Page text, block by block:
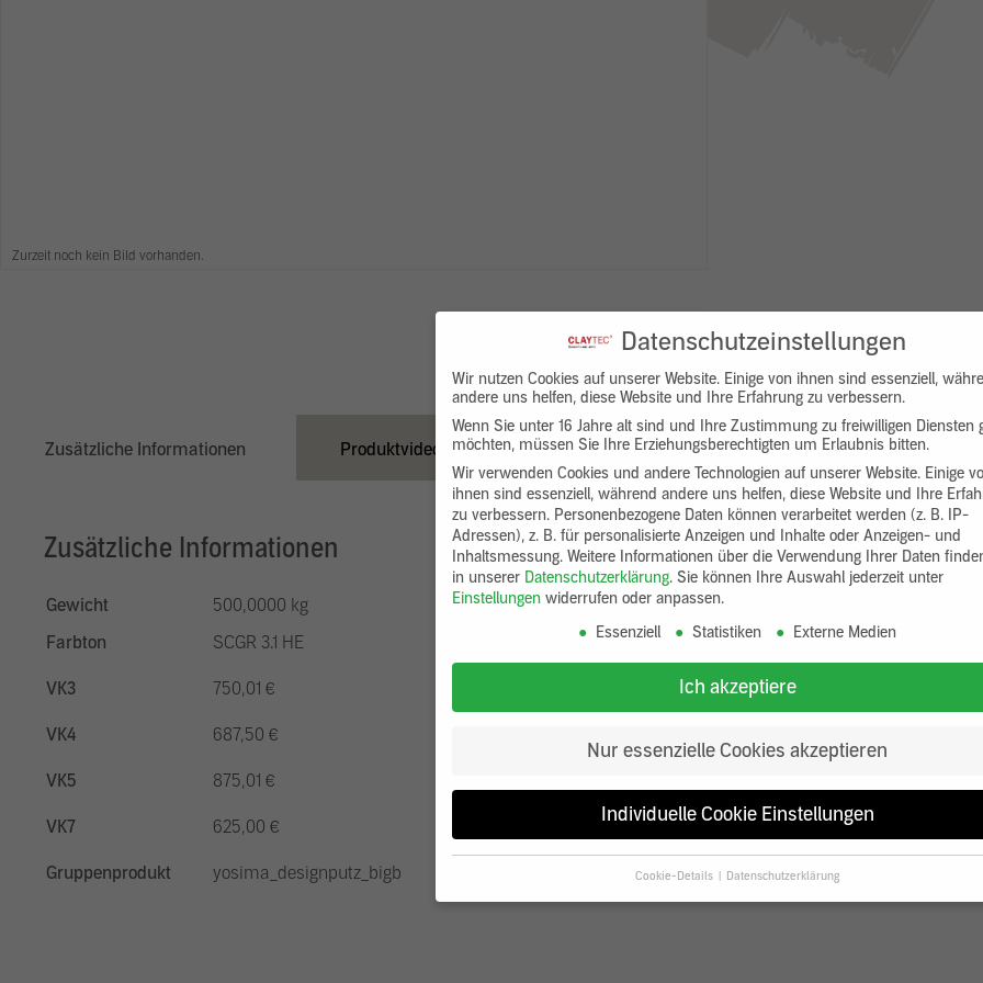
Zurzeit noch kein Bild vorhanden.
Zusätzliche Informationen Produktvideo Downloads Produktbeschreibung
Zusätzliche Informationen
Gewicht
500,0000 kg
Farbton
SCGR 3.1 HE
VK3 750,01 €
VK4 687,50 €
VK5 875,01 €
VK7 625,00 €
Gruppenprodukt yosima_designputz_bigb
Datenschutzeinstellungen
Wir nutzen Cookies auf unserer Website. Einige von ihnen sind essenziell,
andere uns helfen, diese Website und Ihre Erfahrung zu verbessern.
Wenn Sie unter 16 Jahre alt sind und Ihre Zustimmung zu freiwilligen Diensten
möchten, müssen Sie Ihre Erziehungsberechtigten um Erlaubnis bitten.
Wir verwenden Cookies und andere Technologien auf unserer Website. Einige
ihnen sind essenziell, während andere uns helfen, diese Website und Ihre
zu verbessern. Personenbezogene Daten können verarbeitet werden (z. B. IP-
Adressen), z. B. für personalisierte Anzeigen und Inhalte oder Anzeigen- und
Inhaltsmessung. Weitere Informationen über die Verwendung Ihrer Daten
in unserer Datenschutzerklärung. Sie können Ihre Auswahl jederzeit unter
Einstellungen widerrufen oder anpassen.
Essenziell
Statistiken Externe Medien
Ich akzeptiere
Nur essenzielle Cookies akzeptieren
Individuelle Cookie Einstellungen
Cookie-Details Datenschutzerklärung
Datenschutzeinstellungen